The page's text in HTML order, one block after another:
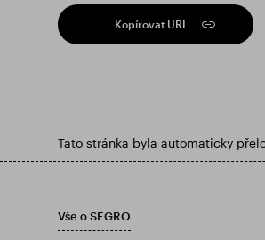
Kopírovat URL
Tato stránka byla automaticky
Vše o SEGRO